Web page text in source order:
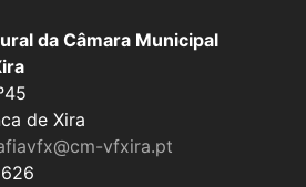
da Câmara Municipal
de Xira
vfxira.pt